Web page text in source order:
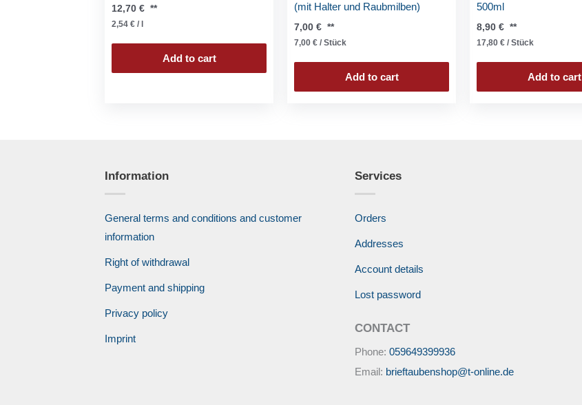
12,70 € **
2,54 € / l
Add to cart
(mit Halter und Raubmilben)
7,00 € **
7,00 € / Stück
Add to cart
500ml
8,90 € **
17,80 € / Stück
Add to cart
Information
General terms and conditions and customer
information
Right of withdrawal
Payment and shipping
Privacy policy
Imprint
Services
Orders
Addresses
Account details
Lost password
CONTACT
Phone:059649399936
Email: brieftaubenshop@t-online.de